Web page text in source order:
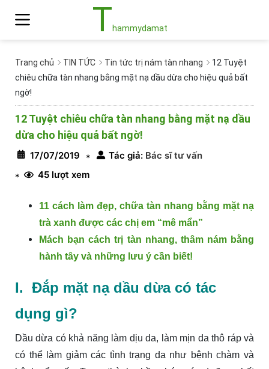
Thammydamat
Trang chủ TIN TỨC Tin tức trị nám tàn nhang
12 Tuyệt
chiêu chữa tàn nhang bằng mặt nạ dầu dừa cho hiệu quả bất
ngờ!
12 Tuyệt chiêu chữa tàn nhang bằng mặt nạ dầu
dừa cho hiệu quả bất ngờ!
17/07/2019 * Tác giả: Bác sĩ tư vấn
*
45 lượt xem
11 cách làm đẹp, chữa tàn nhang bằng mặt nạ
trà xanh được các chị em “mê mẩn”
Mách bạn cách trị tàn nhang, thâm nám bằng
hành tây và những lưu ý cần biết!
I. Đắp mặt nạ dầu dừa có tác
dụng gì?
Dầu dừa có khả năng làm dịu da, làm mịn da thô ráp và
có thể làm giảm các tình trạng da như bệnh chàm và